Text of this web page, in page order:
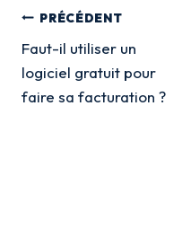
Navigation
de
l’article
PRÉCÉDENT
Faut-il utiliser un
logiciel gratuit pour
faire sa facturation ?